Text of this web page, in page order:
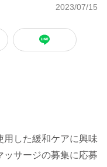
2023/07/15
用した緩和ケアに興味
ッサージの募集に応募